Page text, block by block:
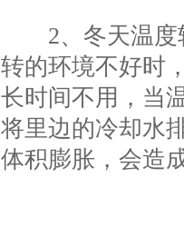
2、冬天温度
转的环境不好时
长时间不用，当
将里边的冷却水
体积膨胀，会造